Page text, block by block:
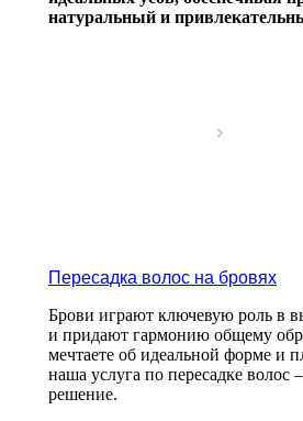
натуральный и
Пересадка волос на бровях
Брови играют ключевую роль в
и придают гармонию общему
мечтаете об идеальной форме и
наша услуга по пересадке волос
решение.